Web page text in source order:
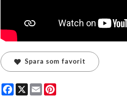
Spara som favorit
Facebook
X Email